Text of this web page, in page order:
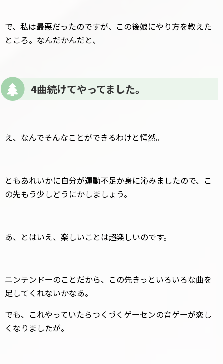
で、私は最悪だったのですが、この後娘にやり方を教えた
ところ。なんだかんだと、
4曲続けてやってました。
え、なんでそんなことができるわけと愕然。
ともあれいかに自分が運動不足か身に沁みましたので、こ
の先もう少しどうにかしましょう。
あ、とはいえ、楽しいことは超楽しいのです。
ニンテンドーのことだから、この先きっといろいろな曲を
足してくれないかなあ。
でも、これやっていたらつくづくゲーセンの音ゲーが恋し
くなりましたが。